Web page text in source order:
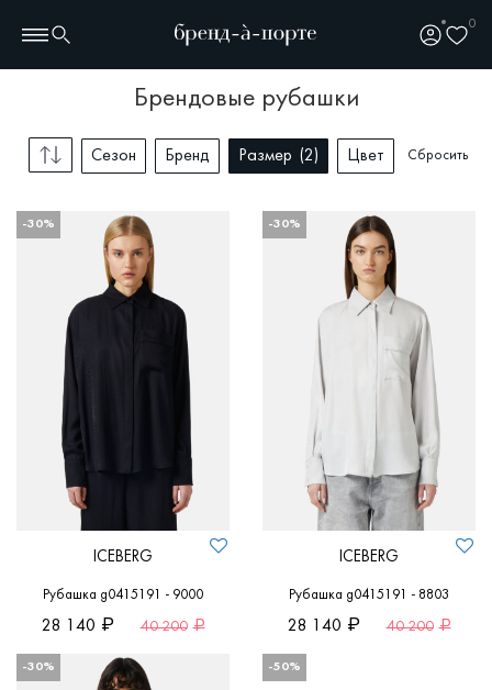
0
брендовые рубашки
Сезон Бренд Размер 2 Цвет Сбросить
-30%
ICEBERG
Рубашка g0415191 - 9000
28 140 40 200
-30%
ICEBERG
Рубашка g0415191 - 8803
28 140 40 200
-30% -50%